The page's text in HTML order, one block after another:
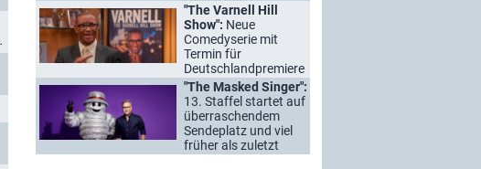
"The Varnell Hill
Show": Neue
Comedyserie mit
Termin für
Deutschlandpremiere
"The Masked Singer":
13. Staffel startet auf
überraschendem
Sendeplatz und viel
früher als zuletzt